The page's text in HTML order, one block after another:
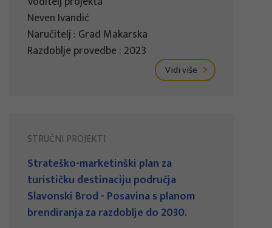
Neven Ivandić
Naručitelj : Grad Makarska
Razdoblje provedbe : 2023
Vidi više
STRUČNI PROJEKTI
Strateško-marketinški plan za
turističku destinaciju područja
Slavonski Brod - Posavina s planom
brendiranja za razdoblje do 2030.